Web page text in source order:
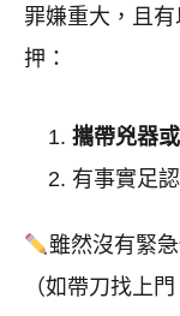
罪嫌重大，且
押：
攜帶兇器
有事實足
雖然沒有緊
（如帶刀找上